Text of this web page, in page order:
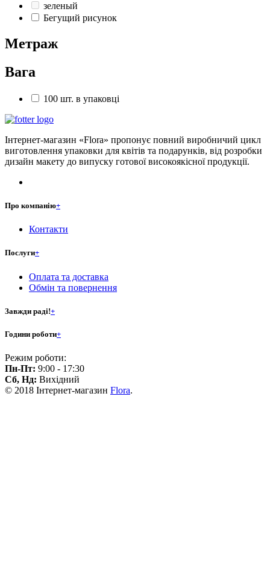
зеленый
Бегущий рисунок
Метраж
Вага
100 шт. в упаковці
Інтернет-магазин «Flora» пропонує повний виробничий цикл
виготовлення упаковки для квітів та подарунків, від розробки
дизайн макету до випуску готової високоякісної продукції.
Про компанію+
Контакти
Послуги+
Оплата та доставка
Обмін та повернення
Завжди раді!+
Години роботи+
Режим роботи:
Пн-Пт: 9:00 - 17:30
Сб, Нд: Вихідний
© 2018 Інтернет-магазин Flora.